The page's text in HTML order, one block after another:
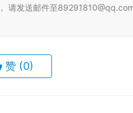
请发送邮件至
赞 (0)